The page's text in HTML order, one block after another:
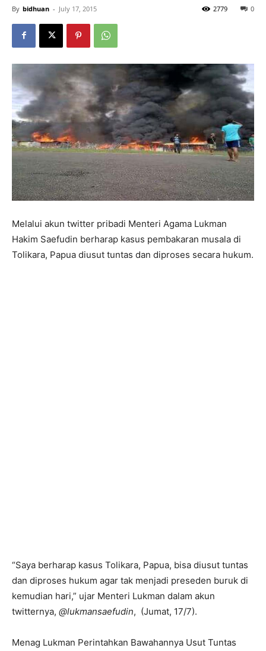
By bidhuan - July 17, 2015 0
2779
Melalui akun twitter pribadi Menteri Agama Lukman
Hakim Saefudin berharap kasus pembakaran musala di
Tolikara, Papua diusut tuntas dan diproses secara hukum.
“Saya berharap kasus Tolikara, Papua, bisa diusut tuntas
dan diproses hukum agar tak menjadi preseden buruk di
kemudian hari,” ujar Menteri Lukman dalam akun
twitternya, @lukmansaefudin, (Jumat, 17/7).
Menag Lukman Perintahkan Bawahannya Usut Tuntas